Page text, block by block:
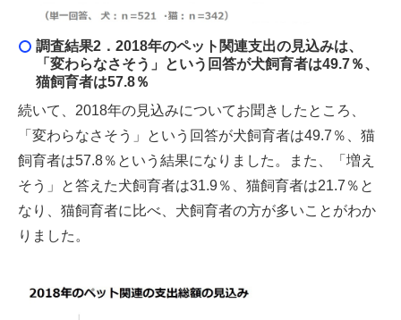
調査結果2． 2018年のペット関連支出の見込みは、
「変わらなさそう」という回答が犬飼育者は49.7％、
猫飼育者は57.8％
続いて、2018年の見込みについてお聞きしたところ、
「変わらなさそう」という回答が犬飼育者は49.7％、猫
飼育者は57.8％という結果になりました。また、「増え
そう」と答えた犬飼育者は31.9％、猫飼育者は21.7％と
なり、猫飼育者に比べ、犬飼育者の方が多いことがわか
りました。